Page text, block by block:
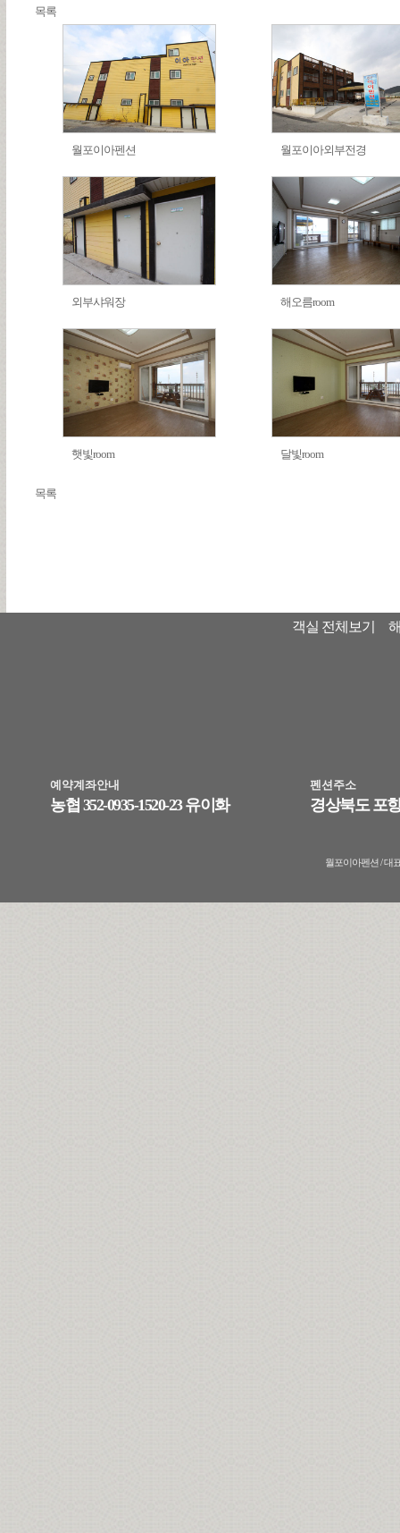
목록
월포이아펜션 월포이아외부전경
외부샤워장 해오름room
햇빛room 달빛room
목록
객실 전체보기
예약계좌안내
농협 352-0935-1520-23 유이화
펜션주소
경상북도 포
월포이아펜션 / 대